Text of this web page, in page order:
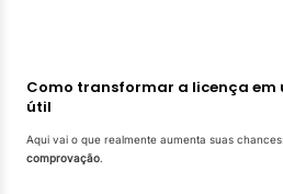
Como transformar a licença em
útil
Aqui vai o que realmente aumenta suas chances:
comprovação